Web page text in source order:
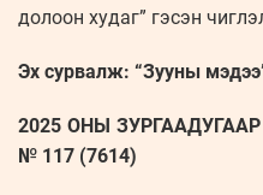
долоон худаг” гэсэн
Эх сурвалж: “Зууны
2025 ОНЫ
№ 117 (7614)